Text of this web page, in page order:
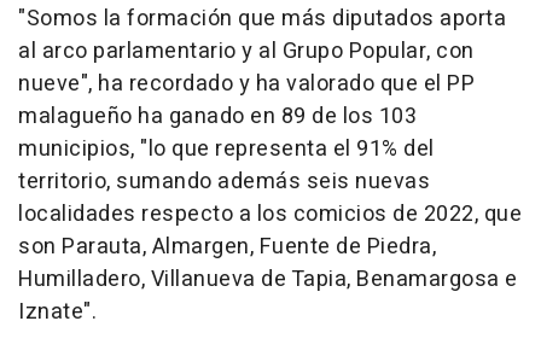
"Somos la formación que más diputados aporta
al arco parlamentario y al Grupo Popular, con
nueve", ha recordado y ha valorado que el PP
malagueño ha ganado en 89 de los 103
municipios, "lo que representa el 91% del
territorio, sumando además seis nuevas
localidades respecto a los comicios de 2022, que
son Parauta, Almargen, Fuente de Piedra,
Humilladero, Villanueva de Tapia, Benamargosa e
Iznate".